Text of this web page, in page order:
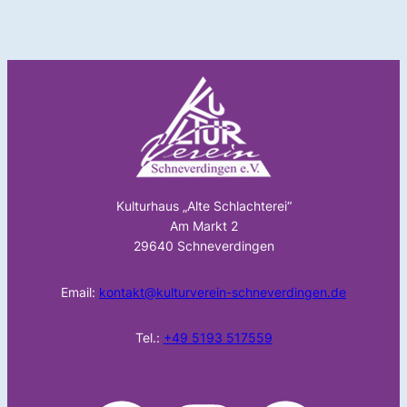
Kulturhaus „Alte Schlachterei“
Am Markt 2
29640 Schneverdingen
Email: kontakt@kulturverein-schneverdingen.de
Tel.: +49 5193 517559